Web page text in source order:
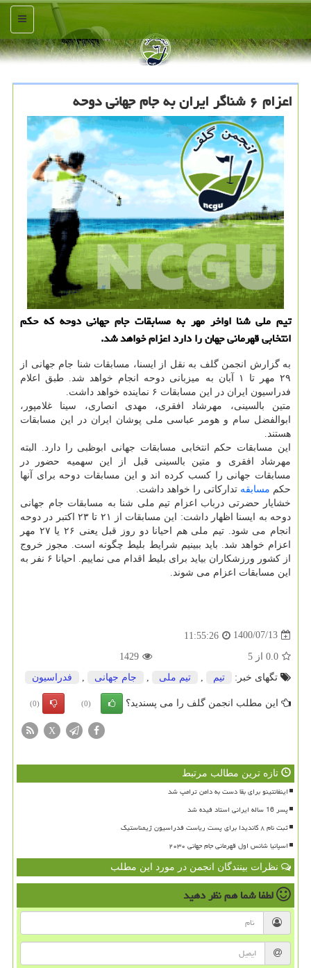
منو
اعزام ۶ شناگر ایران به جام جهانی دوحه
تیم ملی شنا اواخر مهر به مسابقات جام جهانی دوحه که حکم
انتخابی قهرمانی جهان را دارد اعزام خواهد شد.
به گزارش انجمن گلف به نقل از ایسنا، مسابقات شنا جام جهانی از
۲۹ مهر تا ۱ آبان به میزبانی دوحه انجام خواهد شد. طبق اعلام
فدراسیون ایران در این مسابقات ۶ نماینده خواهد داشت.
متین بالسینی، مهرشاد افقری، مهدی انصاری، سینا غلامپور،
ابوالفضل سام و هومر عباسی ملی پوشان ایران در این مسابقات
هستند.
این مسابقات حکم انتخابی مسابقات جهانی ابوظبی را دارد. البته
مهرشاد افقری و متین بالسینی قبل از این سهمیه حضور در
مسابقات جهانی را کسب کرده اند و این مسابقات دوحه برای آنها
حکم مسابقه تدارکاتی را خواهد داشت.
خشایار حضرتی درباب اعزام تیم ملی شنا به مسابقات جام جهانی
دوحه به ایسنا اظهار داشت: این مسابقات از ۲۱ تا ۲۳ اکتبر در دوحه
انجام می شود. تیم ملی هم احیانا دو روز قبل یعنی ۲۶ یا ۲۷ مهر
اعزام خواهد شد. باید ببینیم شرایط بلیط چگونه است. مجوز خروج
از کشور ورزشکاران بیاید برای بلیط اقدام می نماییم. احیانا ۶ نفر به
این مسابقات اعزام می شوند.
1400/07/13
11:55:26
0.0 از 5
1429
تگهای خبر:
تیم تیم ملی جام جهانی فدراسیون
این مطلب انجمن گلف را می پسندید؟ (0)
(0)
X
تازه ترین مطالب مرتبط
اینفانتینو برای بقا دست به دامن ترامپ شد
پسر 16 ساله ایرانی استاد فیده شد
ثبت نام ۸ کاندیدا برای پست ریاست فدراسیون ژیمناستیک
اسپانیا شانس اول قهرمانی جام جهانی ۲۰۳۰
نظرات بینندگان انجمن در مورد این مطلب
لطفا شما همنظر دهید